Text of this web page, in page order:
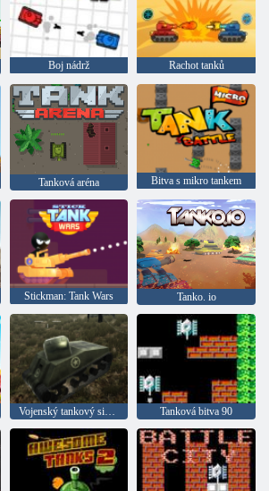
Boj nádrž Rachot tanků
Tanková aréna Bitva s mikro tankem
Stickman: Tank Wars Tanko. io
Vojenský tankový simulátor Tanková bitva 90